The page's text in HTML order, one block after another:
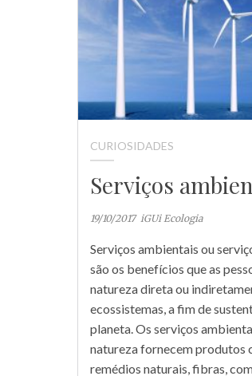
CURIOSIDADES
Serviços
19/10/2017 iGUi Ecologia
Serviços ambientais ou
são os benefícios que as
natureza direta ou
ecossistemas, a fim de
planeta. Os serviços
natureza fornecem produtos
remédios naturais, fibras,